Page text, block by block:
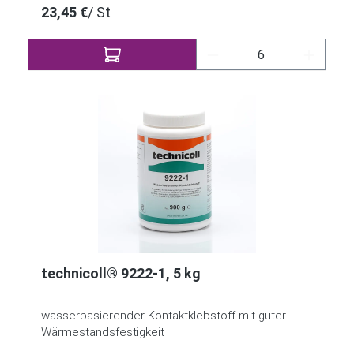
23,45 €/ St
Produkt Anzahl:
technicoll® 9222-1, 5 kg
wasserbasierender Kontaktklebstoff mit guter
Wärmestandsfestigkeit